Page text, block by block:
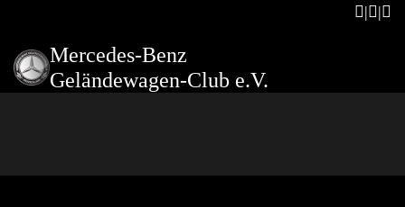
Mercedes-Benz
Geländewagen-Club e.V.